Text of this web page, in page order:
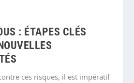
: ÉTAPES CLÉS
ces risques, il est impératif